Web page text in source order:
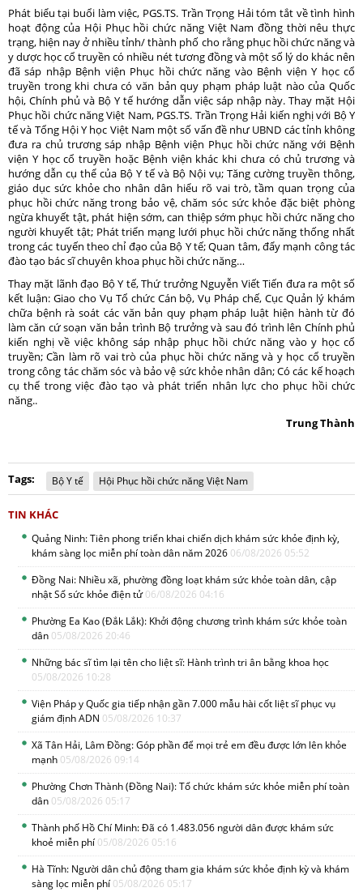
Phát biểu tại buổi làm việc, PGS.TS. Trần Trọng Hải tóm tắt về tình hình
hoạt động của Hội Phục hồi chức năng Việt Nam đồng thời nêu thực
trạng, hiện nay ở nhiều tỉnh/ thành phố cho rằng phục hồi chức năng và
y dược học cổ truyền có nhiều nét tương đồng và một số lý do khác nên
đã sáp nhập Bệnh viện Phục hồi chức năng vào Bệnh viện Y học cổ
truyền trong khi chưa có văn bản quy phạm pháp luật nào của Quốc
hội, Chính phủ và Bộ Y tế hướng dẫn việc sáp nhập này. Thay mặt Hội
Phục hồi chức năng Việt Nam, PGS.TS. Trần Trọng Hải kiến nghị với Bộ Y
tế và Tổng Hội Y học Việt Nam một số vấn đề như UBND các tỉnh không
đưa ra chủ trương sáp nhập Bệnh viện Phục hồi chức năng với Bệnh
viện Y học cổ truyền hoặc Bệnh viện khác khi chưa có chủ trương và
hướng dẫn cụ thể của Bộ Y tế và Bộ Nội vụ; Tăng cường truyền thông,
giáo dục sức khỏe cho nhân dân hiểu rõ vai trò, tầm quan trọng của
phục hồi chức năng trong bảo vệ, chăm sóc sức khỏe đặc biệt phòng
ngừa khuyết tật, phát hiện sớm, can thiệp sớm phục hồi chức năng cho
người khuyết tật; Phát triển mạng lưới phục hồi chức năng thống nhất
trong các tuyến theo chỉ đạo của Bộ Y tế; Quan tâm, đẩy mạnh công tác
đào tạo bác sĩ chuyên khoa phục hồi chức năng…
Thay mặt lãnh đạo Bộ Y tế, Thứ trưởng Nguyễn Viết Tiến đưa ra một số
kết luận: Giao cho Vụ Tổ chức Cán bộ, Vụ Pháp chế, Cục Quản lý khám
chữa bệnh rà soát các văn bản quy phạm pháp luật hiện hành từ đó
làm căn cứ soạn văn bản trình Bộ trưởng và sau đó trình lên Chính phủ
kiến nghị về việc không sáp nhập phục hồi chức năng vào y học cổ
truyền; Cần làm rõ vai trò của phục hồi chức năng và y học cổ truyền
trong công tác chăm sóc và bảo vệ sức khỏe nhân dân; Có các kế hoạch
cụ thể trong việc đào tạo và phát triển nhân lực cho phục hồi chức
năng..
Trung Thành
Tags: Bộ Y tế Hội Phục hồi chức năng Việt Nam
TIN KHÁC
Quảng Ninh: Tiên phong triển khai chiến dịch khám sức khỏe định kỳ,
khám sàng lọc miễn phí toàn dân năm 2026 06/08/2026 05:52
Đồng Nai: Nhiều xã, phường đồng loạt khám sức khỏe toàn dân, cập
nhật Sổ sức khỏe điện tử06/08/2026 04:16
Phường Ea Kao (Đắk Lắk): Khởi động chương trình khám sức khỏe toàn
dân 05/08/2026 20:46
Những bác sĩ tìm lại tên cho liệt sĩ: Hành trình tri ân bằng khoa học
05/08/2026 10:28
Viện Pháp y Quốc gia tiếp nhận gần 7.000 mẫu hài cốt liệt sĩ phục vụ
giám định ADN 05/08/2026 10:37
Xã Tân Hải, Lâm Đồng: Góp phần để mọi trẻ em đều được lớn lên khỏe
mạnh 05/08/2026 09:14
Phường Chơn Thành (Đồng Nai): Tổ chức khám sức khỏe miễn phí toàn
dân 05/08/2026 05:17
Thành phố Hồ Chí Minh: Đã có 1.483.056 người dân được khám sức
khoẻ miễn phí 05/08/2026 05:16
Hà Tĩnh: Người dân chủ động tham gia khám sức khỏe định kỳ và khám
sàng lọc miễn phí 05/08/2026 05:17